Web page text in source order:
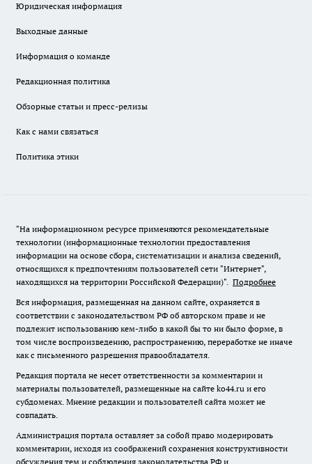
Юридическая информация
Выходные данные
Информация о команде
Редакционная политика
Обзорные статьи и пресс-релизы
Как с нами связаться
Политика этики
"На информационном ресурсе применяются рекомендательные
технологии (информационные технологии предоставления
информации на основе сбора, систематизации и анализа сведений,
относящихся к предпочтениям пользователей сети "Интернет",
находящихся на территории Российской Федерации)". Подробнее
Вся информация, размещенная на данном сайте, охраняется в
соответствии с законодательством РФ об авторском праве и не
подлежит использованию кем-либо в какой бы то ни было форме, в
том числе воспроизведению, распространению, переработке не иначе
как с письменного разрешения правообладателя.
Редакция портала не несет ответственности за комментарии и
материалы пользователей, размещенные на сайте ko44.ru и его
субдоменах. Мнение редакции и пользователей сайта может не
совпадать.
Администрация портала оставляет за собой право модерировать
комментарии, исходя из соображений сохранения конструктивности
обсуждения тем и соблюдения законодательства РФ и